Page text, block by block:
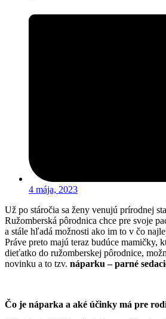
4 mája, 2023
Už po stáročia sa ženy venujú prírodnej
Ružomberská pôrodnica chce pre svoje
a stále hľadá možnosti ako im to v čo
Práve preto majú teraz budúce mamičky,
dieťatko do ružomberskej pôrodnice,
novinku a to tzv. náparku – parné
Čo je náparka a aké účinky má pre